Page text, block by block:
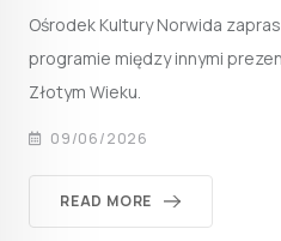
Ośrodek Kultury Norwida
programie między innymi
Złotym Wieku.
09/06/2026
READ MORE